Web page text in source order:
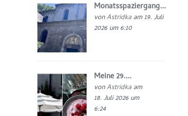
Monatsspaziergang...
vonAstridka am 19. Juli
2026 um 6:10
Meine 29....
vonAstridka am
18. Juli 2026 um
6:24